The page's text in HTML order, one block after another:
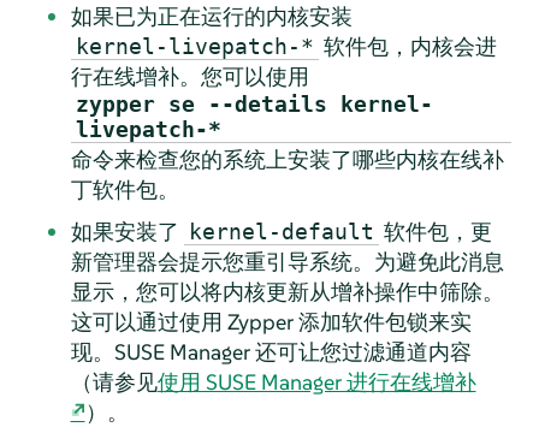
如果已为正在运行的内核安装
kernel-livepatch-* 软件包，内核会进
行在线增补。您可以使用
zypper se --details kernel-
livepatch-*
命令来检查您的系统上安装了哪些内核在线补
丁软件包。
如果安装了 kernel-default 软件包，更
新管理器会提示您重引导系统。为避免此消息
显示，您可以将内核更新从增补操作中筛除。
这可以通过使用 Zypper 添加软件包锁来实
现。SUSE Manager 还可让您过滤通道内容
（请参见使用 SUSE Manager 进行在线增补
）。